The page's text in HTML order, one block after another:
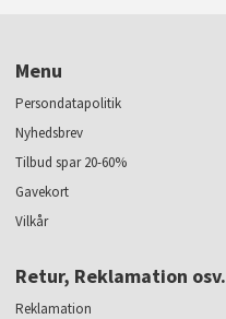
Menu
Persondatapolitik
Nyhedsbrev
Tilbud spar 20-60%
Gavekort
Vilkår
Retur, Reklamation osv.
Reklamation